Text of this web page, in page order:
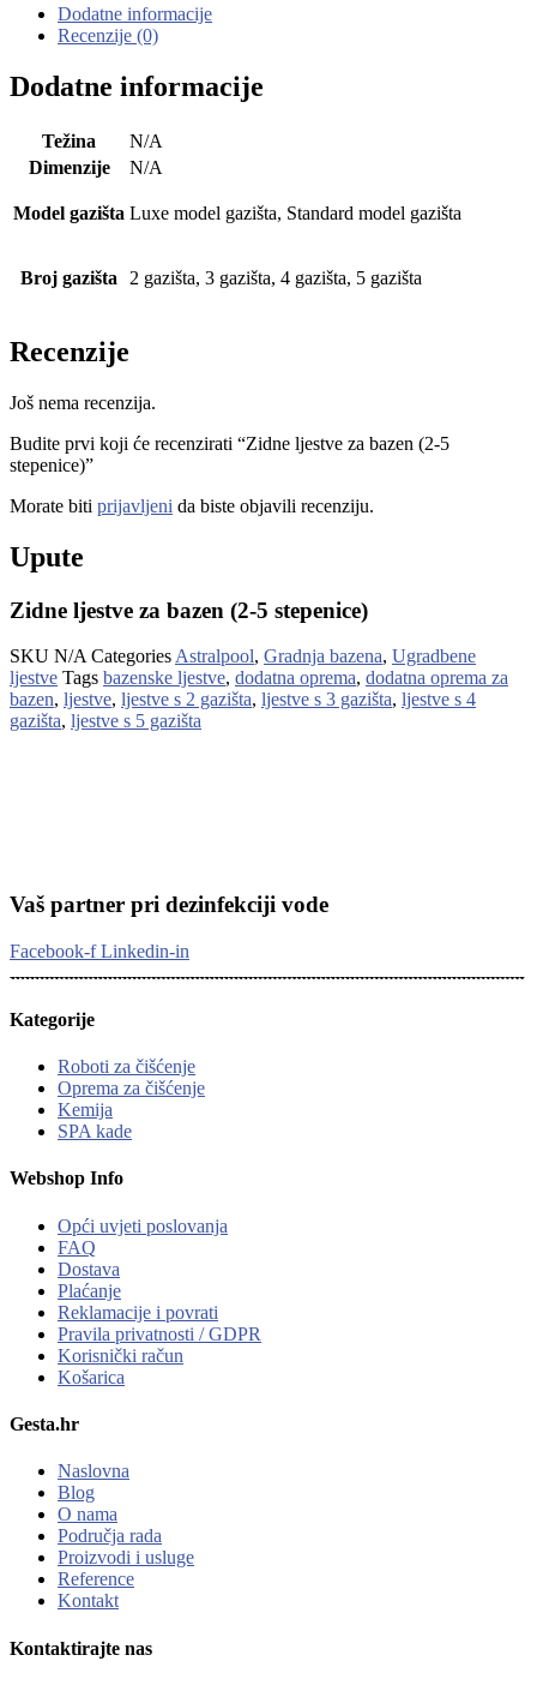
Dodatne informacije
Recenzije (0)
Dodatne informacije
Težina
N/A
Dimenzije
N/A
Model gazišta Luxe model gazišta, Standard model gazišta
Broj gazišta 2 gazišta, 3 gazišta, 4 gazišta, 5 gazišta
Recenzije
Još nema recenzija.
Budite prvi koji će recenzirati “Zidne ljestve za bazen (2-5
stepenice)”
Morate biti prijavljeni da biste objavili recenziju.
Upute
Zidne ljestve za bazen (2-5 stepenice)
SKU N/A Categories Astralpool, Gradnja bazena, Ugradbene
ljestve Tags bazenske ljestve, dodatna oprema, dodatna oprema za
bazen, ljestve, ljestve s 2 gazišta, ljestve s 3 gazišta, ljestve s 4
gazišta, ljestve s 5 gazišta
Vaš partner pri dezinfekciji vode
Facebook-f Linkedin-in
Kategorije
Roboti za čišćenje
Oprema za čišćenje
Kemija
SPA kade
Webshop Info
Opći uvjeti poslovanja
FAQ
Dostava
Plaćanje
Reklamacije i povrati
Pravila privatnosti / GDPR
Korisnički račun
Košarica
Gesta.hr
Naslovna
Blog
O nama
Područja rada
Proizvodi i usluge
Reference
Kontakt
Kontaktirajte nas